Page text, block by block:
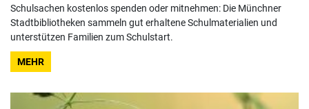
Schulsachen kostenlos spenden oder mitnehmen: Die Münchner
Stadtbibliotheken sammeln gut erhaltene Schulmaterialien und
unterstützen Familien zum Schulstart.
MEHR